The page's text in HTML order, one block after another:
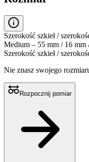
Szerokość szkieł /
Medium – 55 mm / 16 mm
Szerokość szkieł /
Nie znasz swojego
Rozpocznij pomiar